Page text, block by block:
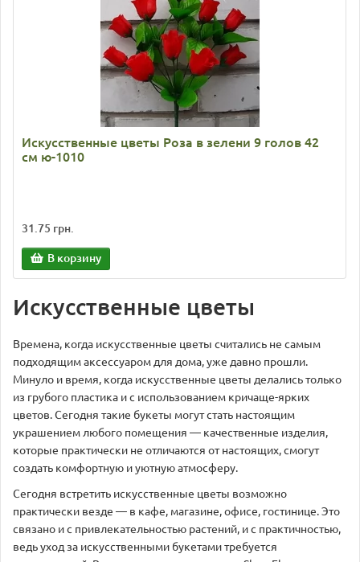
Искусственные цветы Роза в зелени 9 голов 42
см ю-1010
31.75 грн.
В корзину
Искусственные цветы
Времена, когда искусственные цветы считались не самым
подходящим аксессуаром для дома, уже давно прошли.
Минуло и время, когда искусственные цветы делались только
из грубого пластика и с использованием кричаще-ярких
цветов. Сегодня такие букеты могут стать настоящим
украшением любого помещения — качественные изделия,
которые практически не отличаются от настоящих, смогут
создать комфортную и уютную атмосферу.
Сегодня встретить искусственные цветы возможно
практически везде — в кафе, магазине, офисе, гостинице. Это
связано и с привлекательностью растений, и с практичностью,
ведь уход за искусственными букетами требуется